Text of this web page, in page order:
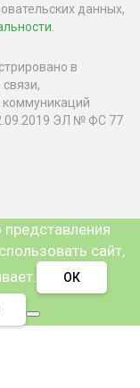
данных,
в
ЭЛ № ФС 77
сайт,
ОК